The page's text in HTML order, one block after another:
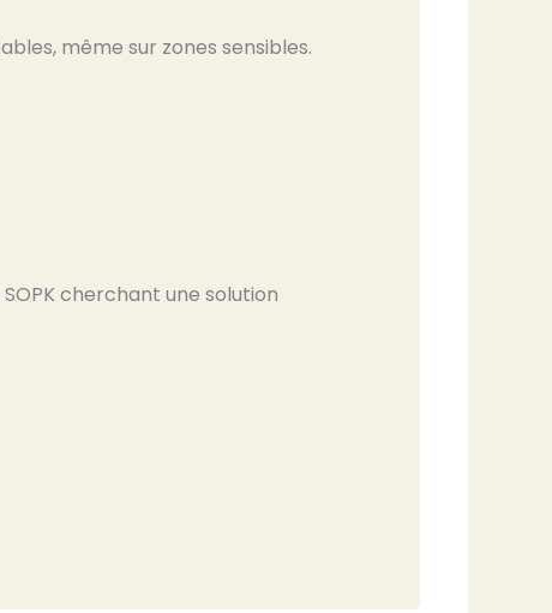
même sur zones sensibles.
cherchant une solution